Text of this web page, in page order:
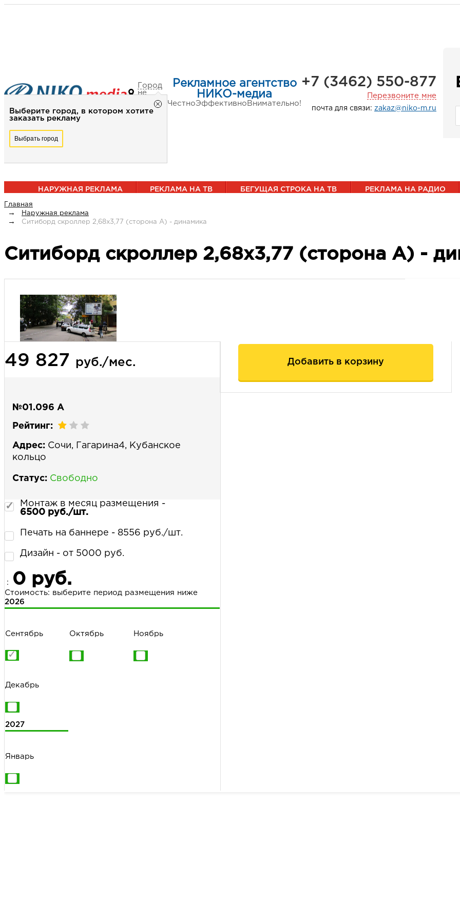
Город
не
выбран
Выберите город, в котором хотите
заказать рекламу
Выбрать город
Рекламное агентство
НИКО-медиа
ЧестноЭффективно Внимательно!
+7 (3462) 550-877
Перезвоните мне
почта для связи: zakaz@niko-m.ru
НАРУЖНАЯ РЕКЛАМА РЕКЛАМА НА ТВ БЕГУЩАЯ СТРОКА НА ТВ РЕКЛАМА НА РАДИО
Главная
Наружная реклама
Ситиборд скроллер 2,68х3,77 (сторона А) - динамика
Ситиборд скроллер 2,68х3,77 (сторона А) -
49 827 руб./мес.
№01.096 А
Рейтинг:
Адрес: Сочи, Гагарина4, Кубанское
кольцо
Статус: Свободно
Монтаж в месяц размещения -
6500 руб./шт.
Печать на баннере - 8556 руб./шт.
Дизайн - от 5000 руб.
: 0 руб.
Стоимость: выберите период размещения ниже
2026
Сентябрь Октябрь Ноябрь
Декабрь
2027
Январь
Добавить в корзину